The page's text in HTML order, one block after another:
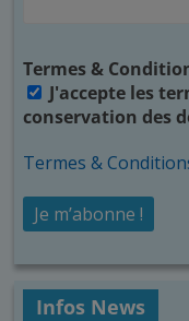
Termes &
J'accepte les
conservation des
Termes &
Infos News